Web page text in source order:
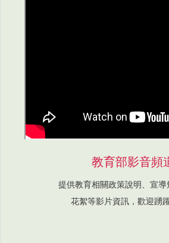
教育部影音頻
提供教育相關政策說明、宣導
花絮等影片資訊，歡迎踴